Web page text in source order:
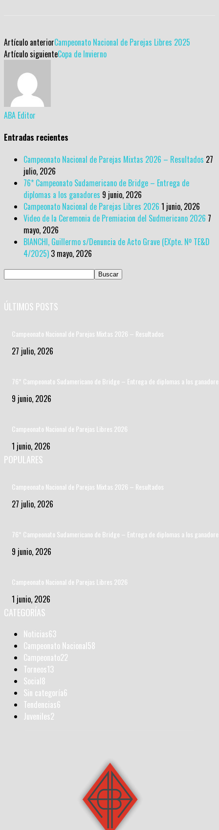
Artículo anteriorCampeonato Nacional de Parejas Libres 2025
Artículo siguienteCopa de Invierno
ABA Editor
Entradas recientes
Campeonato Nacional de Parejas Mixtas 2026 – Resultados 27
julio, 2026
76* Campeonato Sudamericano de Bridge – Entrega de
diplomas a los ganadores 9 junio, 2026
Campeonato Nacional de Parejas Libres 2026 1 junio, 2026
Video de la Ceremonia de Premiacion del Sudmericano 2026 7
mayo, 2026
BIANCHI, Guillermo s/Denuncia de Acto Grave (EXpte. Nº TE&D
4/2025) 3 mayo, 2026
ÚLTIMOS POSTS
Campeonato Nacional de Parejas Mixtas 2026 – Resultados
27 julio, 2026
76* Campeonato Sudamericano de Bridge – Entrega de diplomas a los
9 junio, 2026
Campeonato Nacional de Parejas Libres 2026
1 junio, 2026
POPULARES
Campeonato Nacional de Parejas Mixtas 2026 – Resultados
27 julio, 2026
76* Campeonato Sudamericano de Bridge – Entrega de diplomas a los
9 junio, 2026
Campeonato Nacional de Parejas Libres 2026
1 junio, 2026
CATEGORÍAS
Noticias63
Campeonato Nacional58
Campeonato22
Torneos13
Social8
Sin categoría6
Tendencias6
Juveniles2